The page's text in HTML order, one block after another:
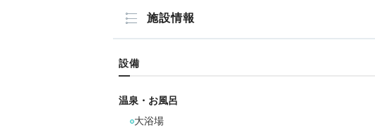
施設情報
設備
温泉・お風呂
大浴場